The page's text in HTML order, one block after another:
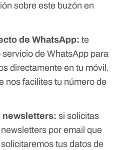
sobre este buzón en
de WhatsApp: te
de WhatsApp para
directamente en tu móvil .
nos facilites tu número de
newsletters: si solicitas
por email que
tus datos de